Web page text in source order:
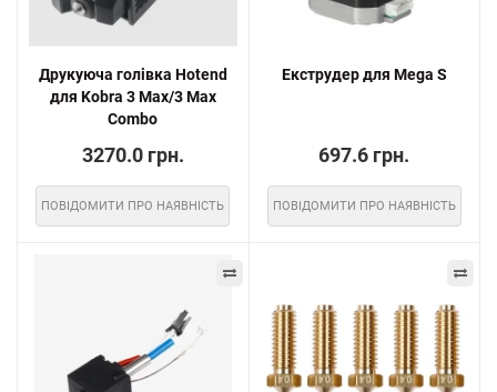
Друкуюча голівка Hotend
для Kobra 3 Max/3 Max
Combo
3270.0 грн.
ПОВІДОМИТИ ПРО НАЯВНІСТЬ
Екструдер для Mega S
697.6 грн.
ПОВІДОМИТИ ПРО НАЯВНІСТЬ